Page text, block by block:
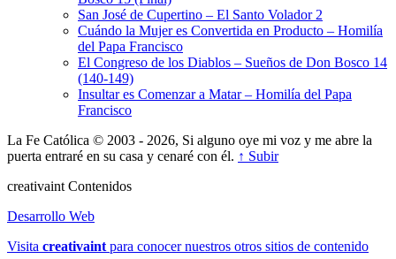
San José de Cupertino – El Santo Volador 2
Cuándo la Mujer es Convertida en Producto – Homilía
del Papa Francisco
El Congreso de los Diablos – Sueños de Don Bosco 14
(140-149)
Insultar es Comenzar a Matar – Homilía del Papa
Francisco
La Fe Católica © 2003 - 2026, Si alguno oye mi voz y me abre la
puerta entraré en su casa y cenaré con él. ↑ Subir
creativaint Contenidos
Desarrollo Web
Visita creativaint para conocer nuestros otros sitios de contenido